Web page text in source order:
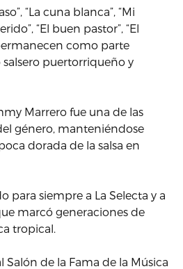
“La cuna blanca”, “Mi
“El buen pastor”, “El
como parte
puertorriqueño y
Marrero fue una de las
género, manteniéndose
dorada de la salsa en
para siempre a La Selecta y a
marcó generaciones de
tropical.
Salón de la Fama de la Música